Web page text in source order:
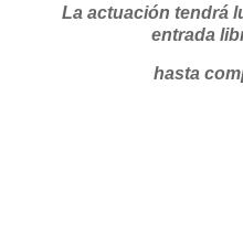
La actuación tendrá
entrada
hasta